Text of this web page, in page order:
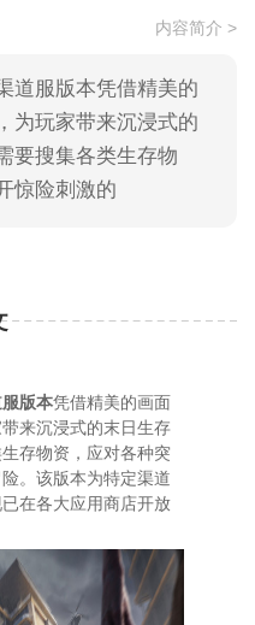
内容简介 >
道服版本凭借精美的
为玩家带来沉浸式的
要搜集各类生存物
惊险刺激的
服版本凭借精美的画面
来沉浸式的末日生存
存物资，应对各种突
。该版本为特定渠道
在各大应用商店开放